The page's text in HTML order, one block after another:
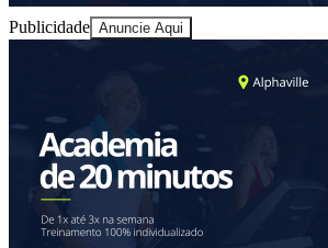
Publicidade Anuncie Aqui